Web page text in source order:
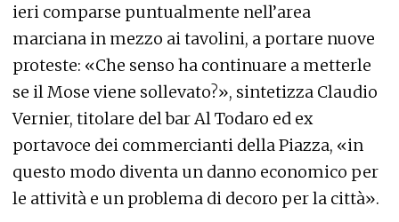
ieri comparse puntualmente nell’area
marciana in mezzo ai tavolini, a portare nuove
proteste: «Che senso ha continuare a metterle
se il Mose viene sollevato?», sintetizza Claudio
Vernier, titolare del bar Al Todaro ed ex
portavoce dei commercianti della Piazza, «in
questo modo diventa un danno economico per
le attività e un problema di decoro per la città».